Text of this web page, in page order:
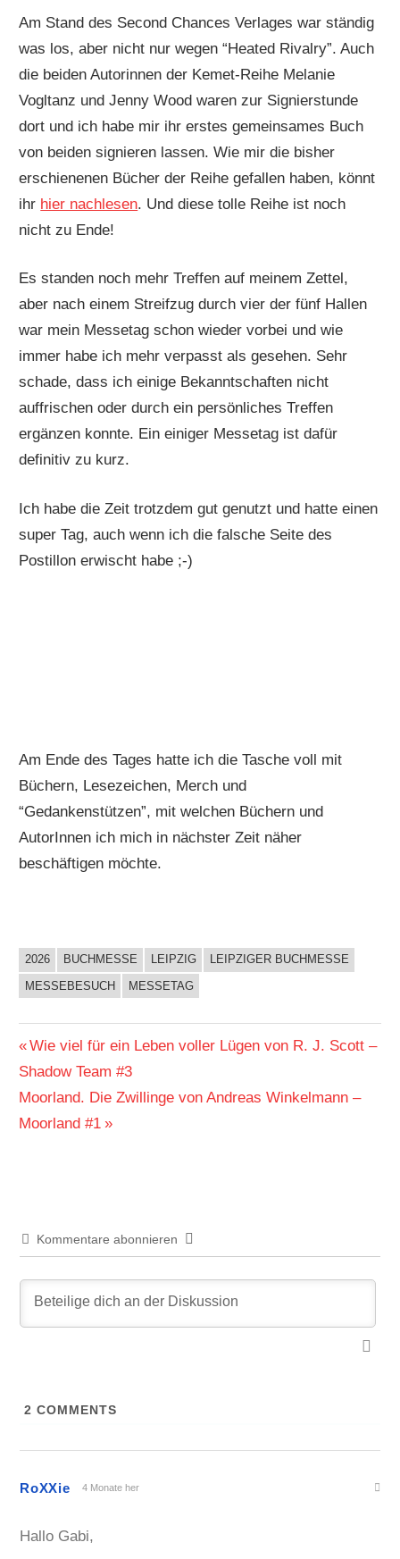
Am Stand des Second Chances Verlages war ständig
was los, aber nicht nur wegen “Heated Rivalry”. Auch
die beiden Autorinnen der Kemet-Reihe Melanie
Vogltanz und Jenny Wood waren zur Signierstunde
dort und ich habe mir ihr erstes gemeinsames Buch
von beiden signieren lassen. Wie mir die bisher
erschienenen Bücher der Reihe gefallen haben, könnt
ihr hier nachlesen. Und diese tolle Reihe ist noch
nicht zu Ende!
Es standen noch mehr Treffen auf meinem Zettel,
aber nach einem Streifzug durch vier der fünf Hallen
war mein Messetag schon wieder vorbei und wie
immer habe ich mehr verpasst als gesehen. Sehr
schade, dass ich einige Bekanntschaften nicht
auffrischen oder durch ein persönliches Treffen
ergänzen konnte. Ein einiger Messetag ist dafür
definitiv zu kurz.
Ich habe die Zeit trotzdem gut genutzt und hatte einen
super Tag, auch wenn ich die falsche Seite des
Postillon erwischt habe ;-)
Am Ende des Tages hatte ich die Tasche voll mit
Büchern, Lesezeichen, Merch und
“Gedankenstützen”, mit welchen Büchern und
AutorInnen ich mich in nächster Zeit näher
beschäftigen möchte.
BUCHIGES
2026 BUCHMESSE LEIPZIG
LEIPZIGER BUCHMESSE
MESSEBESUCH
MESSETAG
Beitragsnavigation
Vorheriger
Beitrag:
Wie viel für ein Leben voller Lügen von R. J. Scott –
Shadow Team #3
Nächster
Beitrag:
Moorland. Die Zwillinge von Andreas Winkelmann –
Moorland #1
Kommentare abonnieren
2 COMMENTS
RoXXie 4 Monate her
Hallo Gabi,